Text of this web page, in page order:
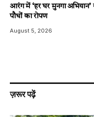
आरंग में ‘हर घर मुनगा
पौधों का रोपण
August 5, 2026
ज़रूर पढ़ें